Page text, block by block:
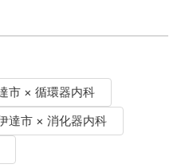
市 × 循環器内科
達市 × 消化器内科